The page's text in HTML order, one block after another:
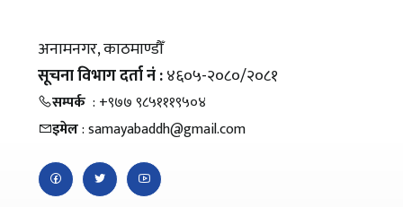
अनामनगर, काठमाण्डौँ
सूचना विभाग दर्ता नं :४६०५-२०८०/२०८१
सम्पर्क : +९७७ ९८५१११९५०४
इमेल: samayabaddh@gmail.com